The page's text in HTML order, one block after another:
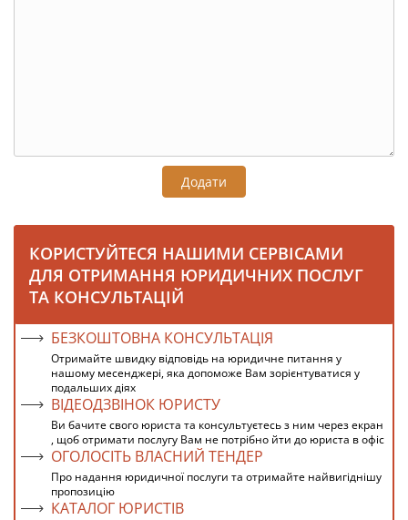
Додати
КОРИСТУЙТЕСЯ НАШИМИ СЕРВІСАМИ
ДЛЯ ОТРИМАННЯ ЮРИДИЧНИХ ПОСЛУГ
ТА КОНСУЛЬТАЦІЙ
БЕЗКОШТОВНА КОНСУЛЬТАЦІЯ
Отримайте швидку відповідь на юридичне питання у
нашому месенджері, яка допоможе Вам зорієнтуватися у
подальших діях
ВІДЕОДЗВІНОК ЮРИСТУ
Ви бачите свого юриста та консультуєтесь з ним через екран
, щоб отримати послугу Вам не потрібно йти до юриста в офіс
ОГОЛОСІТЬ ВЛАСНИЙ ТЕНДЕР
Про надання юридичної послуги та отримайте найвигіднішу
пропозицію
КАТАЛОГ ЮРИСТІВ